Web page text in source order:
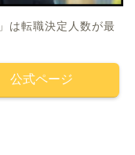
は転職決定人数が最
公式ページ